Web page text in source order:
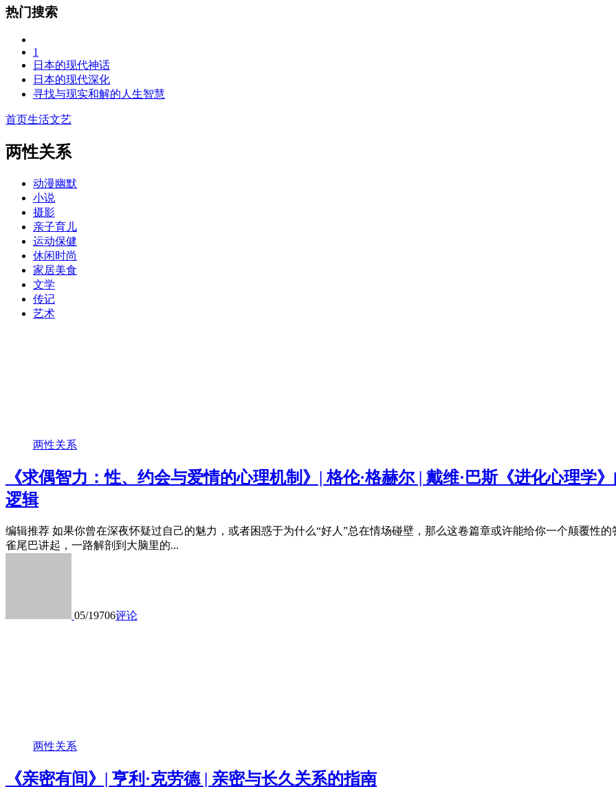
热门搜索
1
日本的现代神话
日本的现代深化
寻找与现实和解的人生智慧
首页生活文艺
两性关系
动漫幽默
小说
摄影
亲子育儿
运动保健
休闲时尚
家居美食
文学
传记
艺术
两性关系
《求偶智力：性、约会与爱情的心理机制》| 格伦·格赫尔 | 戴维·巴斯《进化心理学
逻辑
编辑推荐 如果你曾在深夜怀疑过自己的魅力，或者困惑于为什么“好人”总在情场碰壁，那么这卷篇章或许能给你一个颠覆性
雀尾巴讲起，一路解剖到大脑里的...
05/19706评论
两性关系
《亲密有间》| 亨利·克劳德 | 亲密与长久关系的指南